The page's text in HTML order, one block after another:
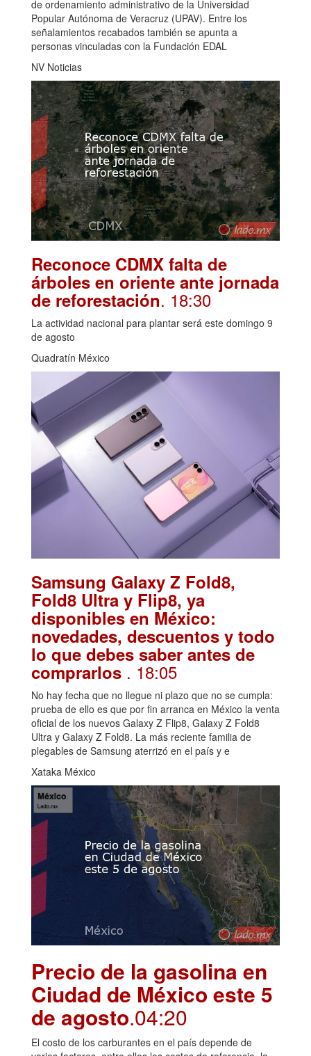
de ordenamiento administrativo de la Universidad
Popular Autónoma de Veracruz (UPAV). Entre los
señalamientos recabados también se apunta a
personas vinculadas con la Fundación EDAL
NV Noticias
Reconoce CDMX falta de
árboles en oriente ante jornada
de reforestación. 18:30
La actividad nacional para plantar será este domingo 9
de agosto
Quadratín México
Samsung Galaxy Z Fold8,
Fold8 Ultra y Flip8, ya
disponibles en México:
novedades, descuentos y todo
lo que debes saber antes de
comprarlos . 18:05
No hay fecha que no llegue ni plazo que no se cumpla:
prueba de ello es que por fin arranca en México la venta
oficial de los nuevos Galaxy Z Flip8, Galaxy Z Fold8
Ultra y Galaxy Z Fold8. La más reciente familia de
plegables de Samsung aterrizó en el país y e
Xataka México
Precio de la gasolina en
Ciudad de México este 5
de agosto.04:20
El costo de los carburantes en el país depende de